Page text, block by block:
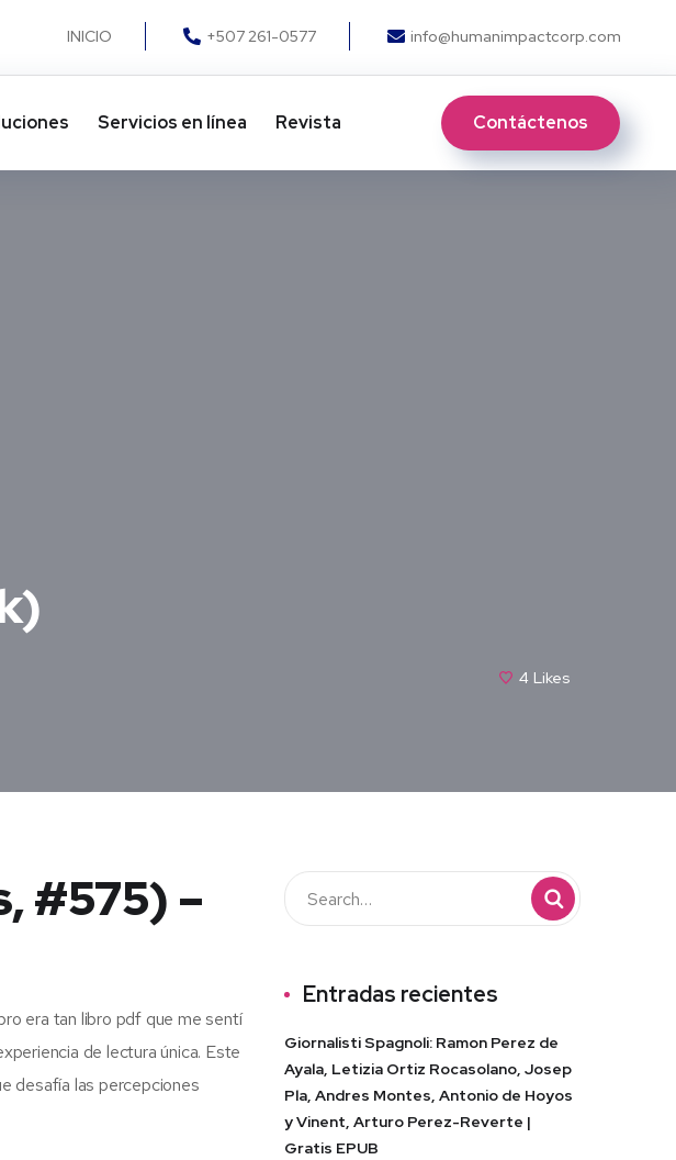
INICIO +507 261-0577 info@humanimpactcorp.com
Servicios en línea Revista Contáctenos
4 Likes
#575) –
era tan libro pdf que me sentí
de lectura única. Este
desafía las percepciones
Entradas recientes
Giornalisti Spagnoli: Ramon Perez de
Ayala, Letizia Ortiz Rocasolano, Josep
Pla, Andres Montes, Antonio de Hoyos
y Vinent, Arturo Perez-Reverte |
Gratis EPUB